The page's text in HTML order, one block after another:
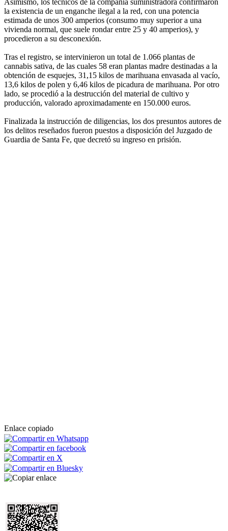
Asimismo, los técnicos de la compañía suministradora confirmaron
la existencia de un enganche ilegal a la red, con una potencia
estimada de unos 300 amperios (consumo muy superior a una
vivienda normal, que suele rondar entre 25 y 40 amperios), y
procedieron a su desconexión.
Tras el registro, se intervinieron un total de 1.066 plantas de
cannabis sativa, de las cuales 58 eran plantas madre destinadas a la
obtención de esquejes, 31,15 kilos de marihuana envasada al vacío,
13,6 kilos de polen y 6,46 kilos de picadura de marihuana. Por otro
lado, se procedió a la destrucción del material de cultivo y
producción, valorado aproximadamente en 150.000 euros.
Finalizada la instrucción de diligencias, los dos presuntos autores de
los delitos reseñados fueron puestos a disposición del Juzgado de
Guardia de Santa Fe, que decretó su ingreso en prisión.
Enlace copiado